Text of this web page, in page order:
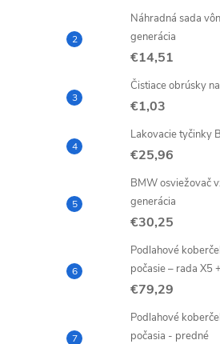
Náhradná sada
generácia
€14,51
Čistiace obrúsky
€1,03
Lakovacie tyčinky
€25,96
BMW osviežovač
generácia
€30,25
Podlahové
počasie – rada X5
€79,29
Podlahové
počasia - predné